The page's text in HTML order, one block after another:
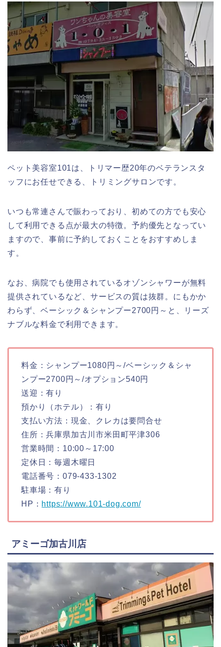
ペット美容室101は、トリマー歴20年のベテランスタ
ッフにお任せできる、トリミングサロンです。
いつも常連さんで賑わっており、初めての方でも安心
して利用できる点が最大の特徴。予約優先となってい
ますので、事前に予約しておくことをおすすめしま
す。
なお、病院でも使用されているオゾンシャワーが無料
提供されているなど、サービスの質は抜群。にもかか
わらず、ベーシック＆シャンプー2700円～と、リーズ
ナブルな料金で利用できます。
料金：シャンプー1080円～/ベーシック＆シャ
ンプー2700円～/オプション540円
送迎：有り
預かり（ホテル）：有り
支払い方法：現金、クレカは要問合せ
住所：兵庫県加古川市米田町平津306
営業時間：10:00～17:00
定休日：毎週木曜日
電話番号：079-433-1302
駐車場：有り
HP： https://www.101-dog.com/
アミーゴ加古川店